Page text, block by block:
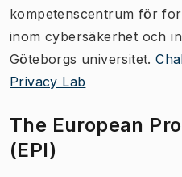
kompetenscentrum för
inom cybersäkerhet och
Göteborgs universitet.
Privacy Lab
The European
(EPI)